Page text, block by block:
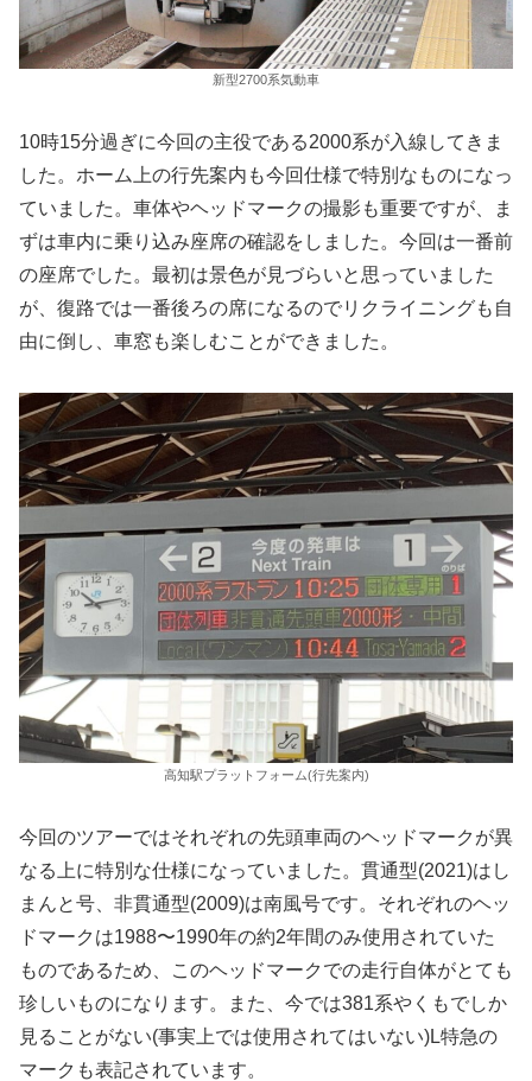
新型2700系気動車
10時15分過ぎに今回の主役である2000系が入線してきま
した。ホーム上の行先案内も今回仕様で特別なものになっ
ていました。車体やヘッドマークの撮影も重要ですが、ま
ずは車内に乗り込み座席の確認をしました。今回は一番前
の座席でした。最初は景色が見づらいと思っていました
が、復路では一番後ろの席になるのでリクライニングも自
由に倒し、車窓も楽しむことができました。
高知駅プラットフォーム(行先案内)
今回のツアーではそれぞれの先頭車両のヘッドマークが異
なる上に特別な仕様になっていました。貫通型(2021)はし
まんと号、非貫通型(2009)は南風号です。それぞれのヘッ
ドマークは1988〜1990年の約2年間のみ使用されていた
ものであるため、このヘッドマークでの走行自体がとても
珍しいものになります。また、今では381系やくもでしか
見ることがない(事実上では使用されてはいない)L特急の
マークも表記されています。